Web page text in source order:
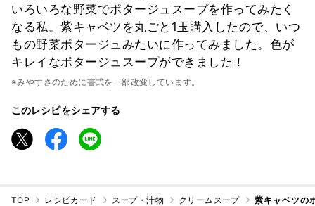
いろいろな野菜でポタージュスープを作ってみたく
なる私。紫キャベツを丸ごと1玉購入したので、いつ
もの野菜ポタージュみたいに作ってみました。色が
キレイなポタージュスープができました！
※みやすさのために書式を一部改変しています。
このレシピをシェアする
TOP レシピカード スープ・汁物 クリームスープ 紫キャベツの